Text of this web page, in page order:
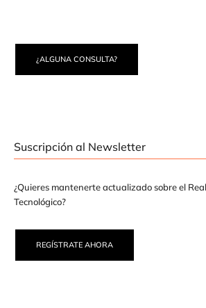
¿ALGUNA CONSULTA?
Suscripción al Newsletter
¿Quieres mantenerte actualizado sobre el
Tecnológico?
REGÍSTRATE AHORA